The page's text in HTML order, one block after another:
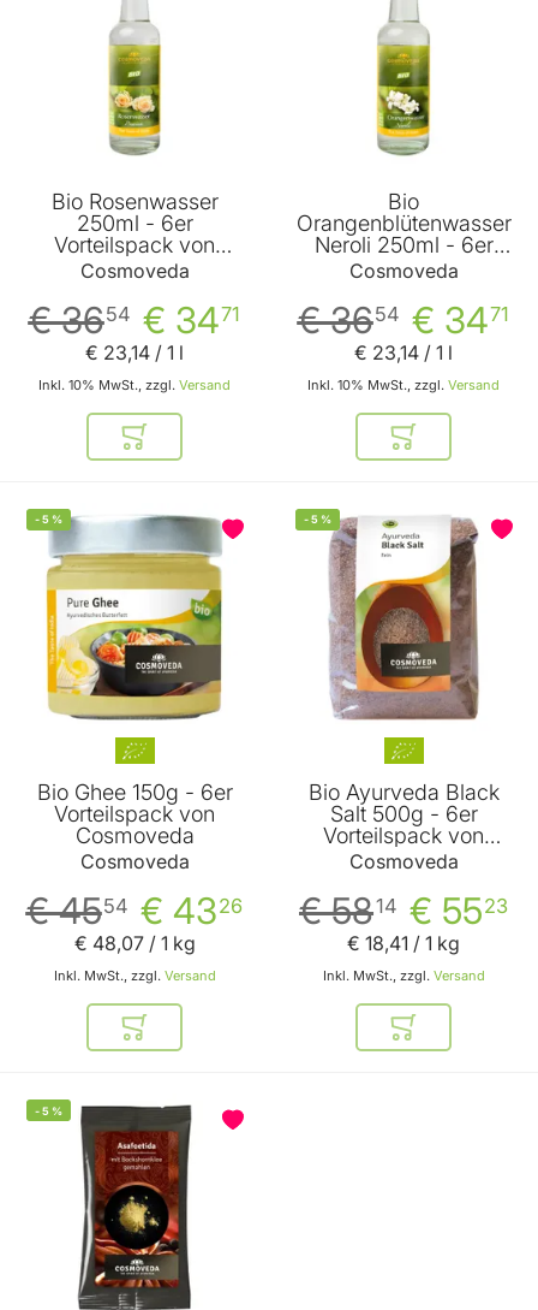
Bio Rosenwasser
250ml - 6er
Vorteilspack von
Cosmoveda
Cosmoveda
€ 3471
€ 3654
Inkl. 10% MwSt., zzgl. Versand
€ 23,14 / 1 l
In den Warenkorb
Bio
Orangenblütenwasser
Neroli 250ml - 6er
Vorteilspack von
Cosmoveda
Cosmoveda
€ 3471
€ 3654
Inkl. 10% MwSt., zzgl. Versand
€ 23,14 / 1 l
In den
-5 %
Bio Ghee 150g - 6er
Vorteilspack von
Cosmoveda
Cosmoveda
€ 4326
€ 4554
Inkl. MwSt., zzgl. Versand
€ 48,07/ 1 kg
In den Warenkorb
-5 %
Bio Ayurveda Black
Salt 500g - 6er
Vorteilspack von
Cosmoveda
Cosmoveda
€ 5523
€ 5814
Inkl. MwSt., zzgl. Versand
€ 18,41 / 1 kg
In den
-5 %